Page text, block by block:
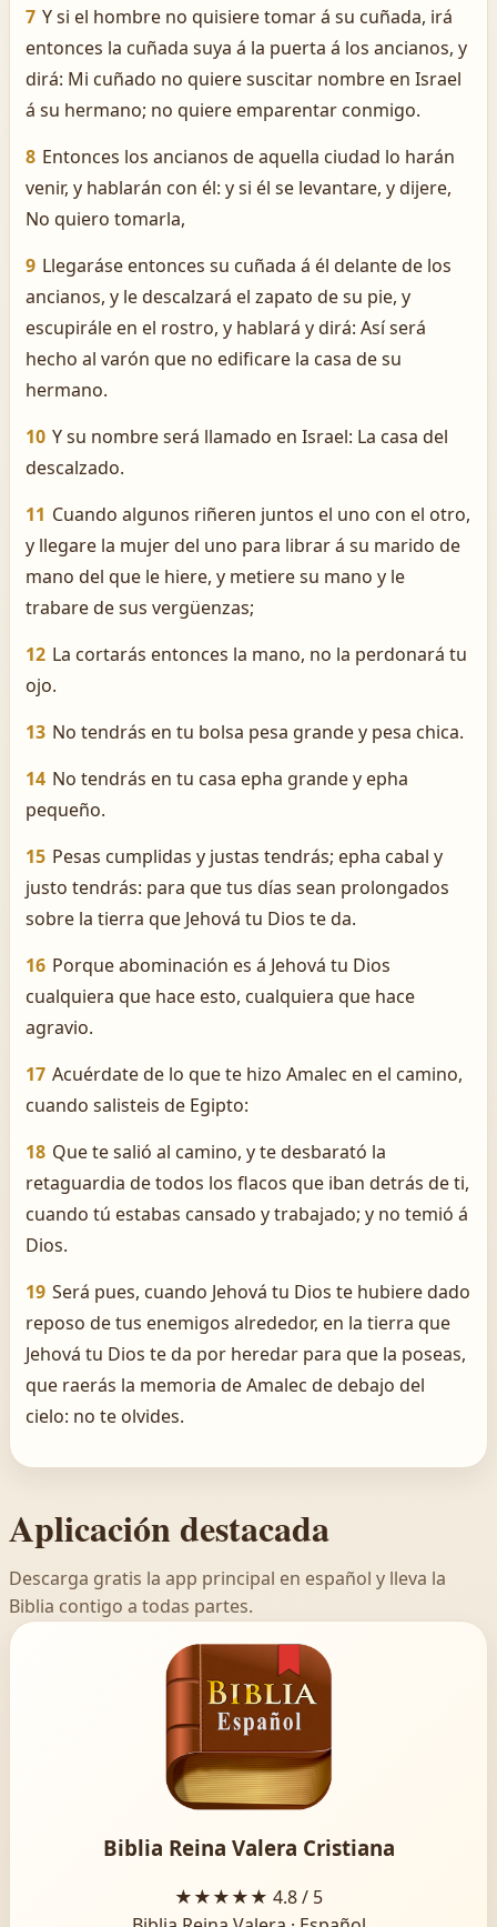
7 Y si el hombre no quisiere tomar á su cuñada, irá
entonces la cuñada suya á la puerta á los ancianos, y
dirá: Mi cuñado no quiere suscitar nombre en Israel
á su hermano; no quiere emparentar conmigo.
8 Entonces los ancianos de aquella ciudad lo harán
venir, y hablarán con él: y si él se levantare, y dijere,
No quiero tomarla,
9 Llegaráse entonces su cuñada á él delante de los
ancianos, y le descalzará el zapato de su pie, y
escupirále en el rostro, y hablará y dirá: Así será
hecho al varón que no edificare la casa de su
hermano.
10 Y su nombre será llamado en Israel: La casa del
descalzado.
11 Cuando algunos riñeren juntos el uno con el otro,
y llegare la mujer del uno para librar á su marido de
mano del que le hiere, y metiere su mano y le
trabare de sus vergüenzas;
12 La cortarás entonces la mano, no la perdonará tu
ojo.
13 No tendrás en tu bolsa pesa grande y pesa chica.
14 No tendrás en tu casa epha grande y epha
pequeño.
15 Pesas cumplidas y justas tendrás; epha cabal y
justo tendrás: para que tus días sean prolongados
sobre la tierra que Jehová tu Dios te da.
16 Porque abominación es á Jehová tu Dios
cualquiera que hace esto, cualquiera que hace
agravio.
17 Acuérdate de lo que te hizo Amalec en el camino,
cuando salisteis de Egipto:
18 Que te salió al camino, y te desbarató la
retaguardia de todos los flacos que iban detrás de ti,
cuando tú estabas cansado y trabajado; y no temió á
Dios.
19 Será pues, cuando Jehová tu Dios te hubiere dado
reposo de tus enemigos alrededor, en la tierra que
Jehová tu Dios te da por heredar para que la poseas,
que raerás la memoria de Amalec de debajo del
cielo: no te olvides.
Aplicación destacada
Descarga gratis la app principal en español y lleva la
Biblia contigo a todas partes.
Biblia Reina Valera Cristiana
★★★★★ 4.8 / 5